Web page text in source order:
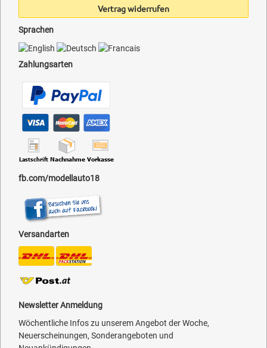
Vertrag widerrufen
Sprachen
Zahlungsarten
fb.com/modellauto18
Versandarten
Newsletter Anmeldung
Wöchentliche Infos zu unserem Angebot der Woche,
Neuerscheinungen, Sonderangeboten und